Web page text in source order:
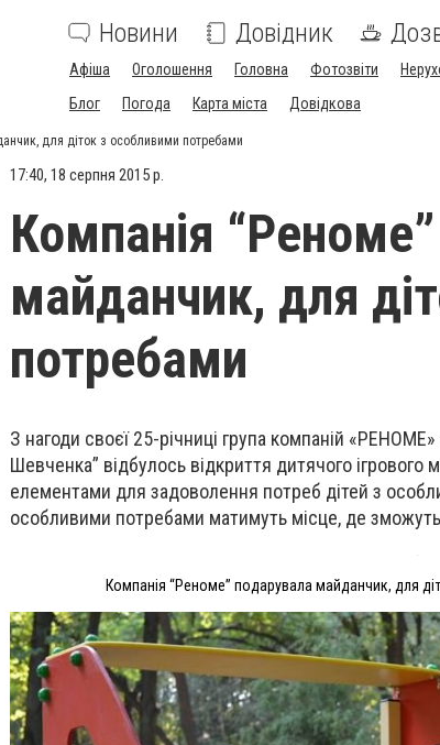
Новини Довідник
Афіша Оголошення Головна Фотозвіти
Блог
Погода Карта міста Довідкова
для діток з особливими потребами
17:40, 18 серпня 2015 р.
Компанія
майданчик, для
потребами
З нагоди своєї 25-річниці група компаній
Шевченка” відбулось відкриття дитячого
елементами для задоволення потреб дітей з
особливими потребами матимуть місце, де
Компанія “Реноме” подарувала майданчик, для